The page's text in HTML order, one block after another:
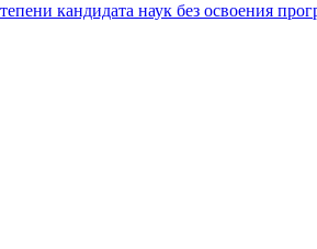
кандидата наук без освоения